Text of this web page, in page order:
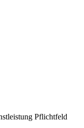
Pflichtfeld